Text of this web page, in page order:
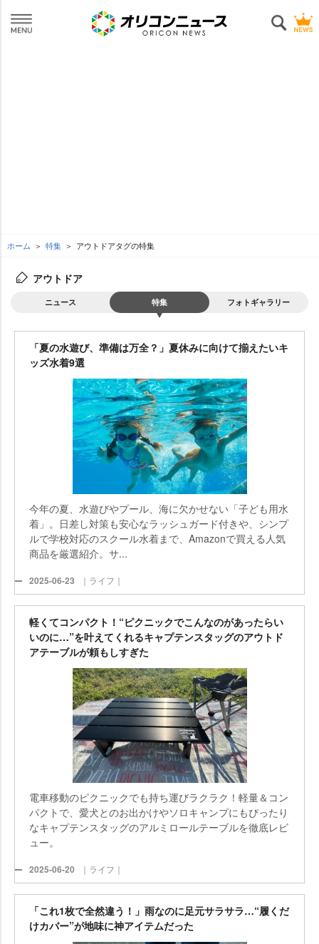
ホーム 特集 アウトドアタグの特集
アウトドア
ニュース 特集 フォトギャラリー
「夏の水遊び、準備は万全？」夏休みに向けて揃えたいキ
ッズ水着9選
今年の夏、水遊びやプール、海に欠かせない「子ども用水
着」。日差し対策も安心なラッシュガード付きや、シンプ
ルで学校対応のスクール水着まで、Amazonで買える人気
商品を厳選紹介。サ...
2025-06-23 ｜ライフ｜
軽くてコンパクト！“ピクニックでこんなのがあったらい
いのに…”を叶えてくれるキャプテンスタッグのアウトド
アテーブルが頼もしすぎた
電車移動のピクニックでも持ち運びラクラク！軽量＆コン
パクトで、愛犬とのお出かけやソロキャンプにもぴったり
なキャプテンスタッグのアルミロールテーブルを徹底レビ
ュー。
2025-06-20 ｜ライフ｜
「これ1枚で全然違う！」雨なのに足元サラサラ…“履くだ
けカバー”が地味に神アイテムだった